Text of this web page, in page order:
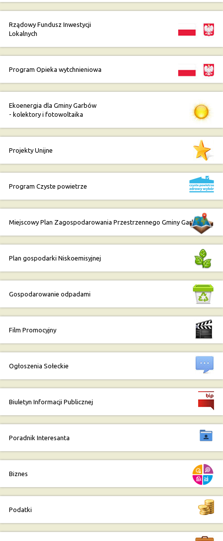
Rządowy Fundusz Inwestycji
Lokalnych
Program Opieka wytchnieniowa
Ekoenergia dla Gminy Garbów
- kolektory i fotowoltaika
Projekty Unijne
Program Czyste powietrze
Miejscowy Plan Zagospodarowania Przestrzennego Gminy Garbów
Plan gospodarki Niskoemisyjnej
Gospodarowanie odpadami
Film Promocyjny
Ogłoszenia Sołeckie
Biuletyn Informacji Publicznej
Poradnik Interesanta
Biznes
Podatki